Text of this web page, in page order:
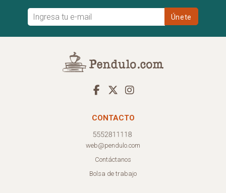
CONTACTO
web@pendulo.com
Contáctanos
Bolsa de trabajo